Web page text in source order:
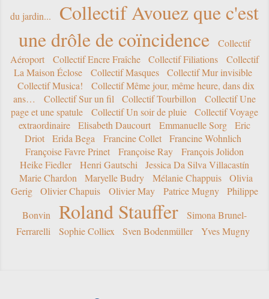
du jardin...
Collectif Avouez que c'est
une drôle de coïncidence
Collectif
Aéroport
Collectif Encre Fraîche Collectif Filiations
Collectif
La Maison Éclose
Collectif Masques
Collectif Mur invisible
Collectif Musica!
Collectif Même jour, même heure, dans dix
ans…
Collectif Sur un fil Collectif Tourbillon
Collectif Une
page et une spatule
Collectif Un soir de pluie
Collectif Voyage
extraordinaire
Elisabeth Daucourt Emmanuelle Sorg
Eric
Driot
Erida Bega Francine Collet
Francine Wohnlich
Françoise Favre Prinet
Françoise Ray
François Jolidon
Heike Fiedler
Henri Gautschi
Jessica Da Silva Villacastín
Marie Chardon
Maryelle Budry Mélanie Chappuis
Olivia
Gerig
Olivier Chapuis Olivier May Patrice Mugny
Philippe
Bonvin
Roland Stauffer
Simona Brunel-
Ferrarelli
Sophie Colliex Sven Bodenmüller Yves Mugny